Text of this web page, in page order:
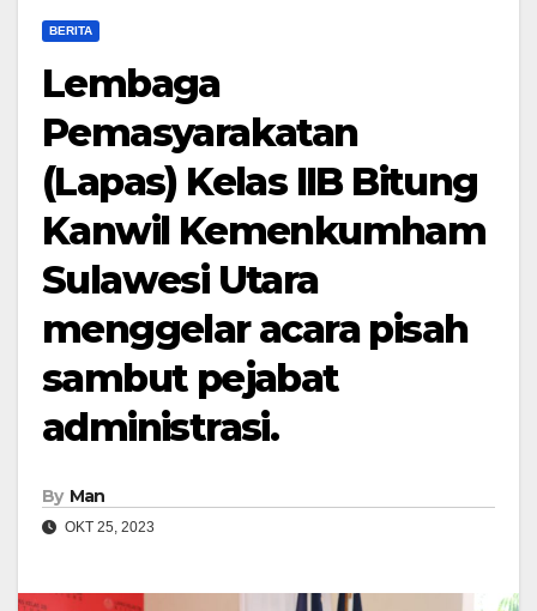
BERITA
Lembaga
Pemasyarakatan
(Lapas) Kelas IIB Bitung
Kanwil Kemenkumham
Sulawesi Utara
menggelar acara pisah
sambut pejabat
administrasi.
By Man
OKT 25, 2023